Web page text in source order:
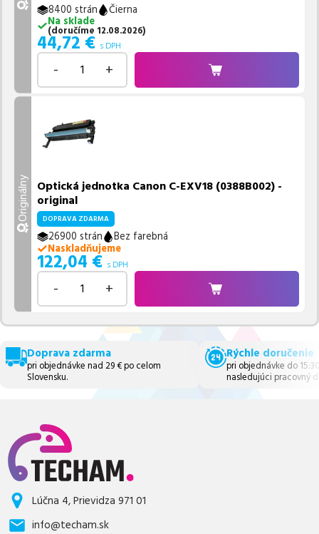
8400 strán
Čierna
Na sklade
(doručíme 12.08.2026)
44,72 € s DPH
- +
Originálny Optická jednotka Canon C-EXV18 (0388B002) -
original
DOPRAVA ZDARMA
26900 strán
Bez farebná
Naskladňujeme
122,04 € s DPH
- +
Doprava zdarma
pri objednávke nad 29 € po celom
Slovensku.
Rýchle doručenie
pri objednávke do
nasledujúci pracovný
Lúčna 4, Prievidza 971 01
info@techam.sk